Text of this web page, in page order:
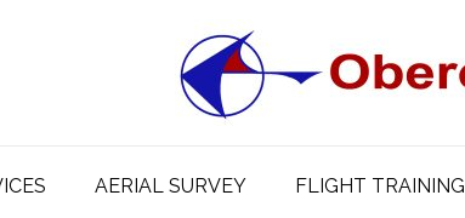
AERIAL SURVEY FLIGHT TRAINING